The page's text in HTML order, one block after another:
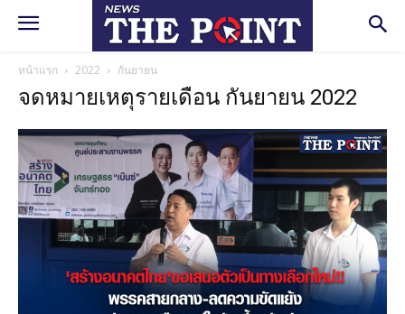
หน้าแรก 2022 กันยายน
จดหมายเหตุรายเดือน กันยายน 2022